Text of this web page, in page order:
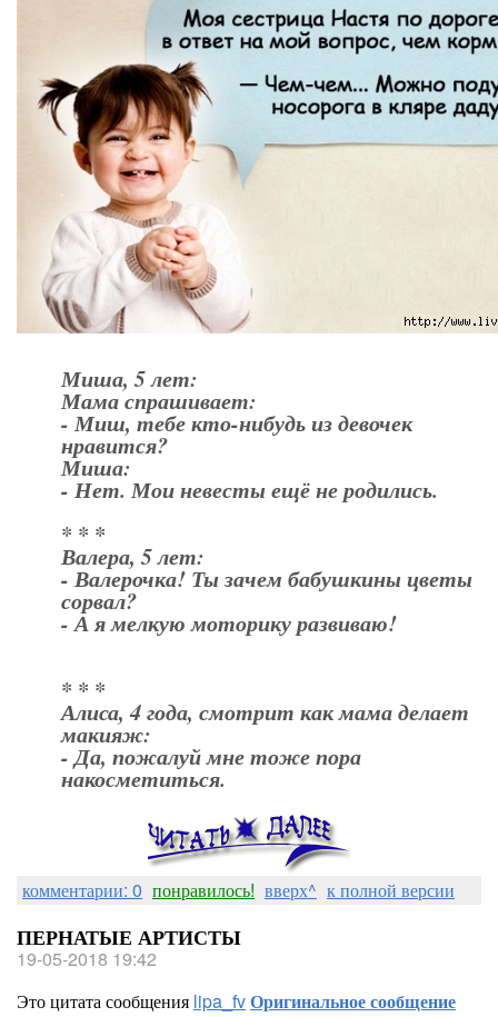
Миша, 5 лет:
Мама спрашивает:
- Миш, тебе кто-нибудь из девочек
нравится?
Миша:
- Нет. Мои невесты ещё не родились.
* * *
Валера, 5 лет:
- Валерочка! Ты зачем бабушкины цветы
сорвал?
- А я мелкую моторику развиваю!
* * *
Алиса, 4 года, смотрит как мама делает
макияж:
- Да, пожалуй мне тоже пора
накосметиться.
комментарии: 0 понравилось! вверх^ к полной версии
ПЕРНАТЫЕ АРТИСТЫ
19-05-2018 19:42
Это цитата сообщения lipa_fvОригинальное сообщение